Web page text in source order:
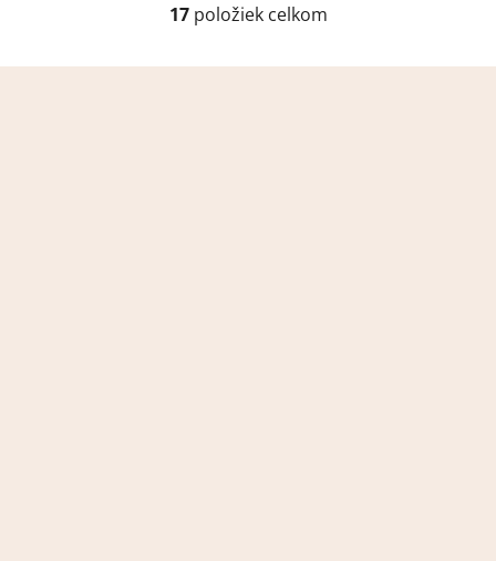
O
l
17položiek celkom
Z